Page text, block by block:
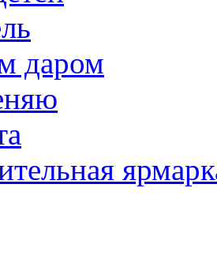
даром